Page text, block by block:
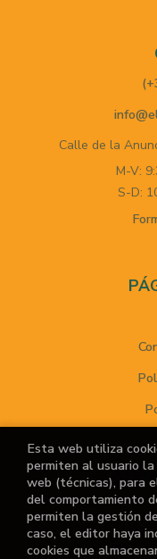
Calle de la
M-V:
S-D:
Esta web utiliza
permiten al usuario
web (técnicas), para
del comportamiento
permiten la gestión
caso, el editor haya
cookies que